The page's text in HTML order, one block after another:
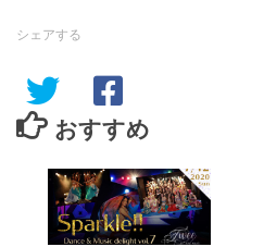
シェアする
おすすめ